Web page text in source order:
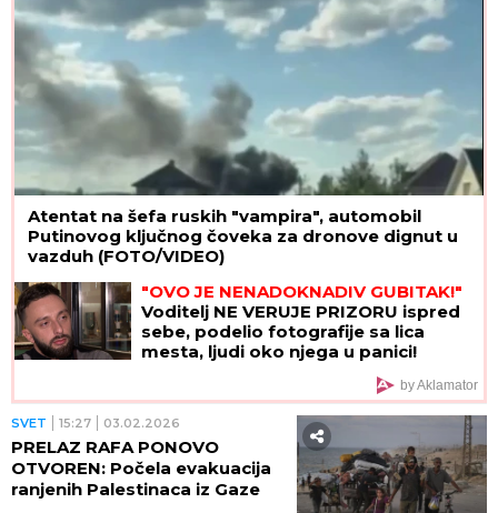
Atentat na šefa ruskih "vampira", automobil
Putinovog ključnog čoveka za dronove dignut u
vazduh (FOTO/VIDEO)
"OVO JE NENADOKNADIV GUBITAK!"
Voditelj NE VERUJE PRIZORU ispred
sebe, podelio fotografije sa lica
mesta, ljudi oko njega u panici!
by Aklamator
SVET 15:27 03.02.2026
PRELAZ RAFA PONOVO
OTVOREN: Počela evakuacija
ranjenih Palestinaca iz Gaze